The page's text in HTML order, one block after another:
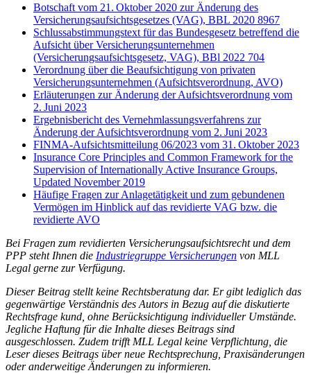
Botschaft vom 21. Oktober 2020 zur Änderung des
Versicherungsaufsichtsgesetzes (VAG), BBL 2020 8967
Schlussabstimmungstext für das Bundesgesetz betreffend die
Aufsicht über Versicherungsunternehmen
(Versicherungsaufsichtsgesetz, VAG), BBl 2022 704
Verordnung über die Beaufsichtigung von privaten
Versicherungsunternehmen (Aufsichtsverordnung, AVO)
Erläuterungen zur Änderung der Aufsichtsverordnung vom
2. Juni 2023
Ergebnisbericht des Vernehmlassungsverfahrens zur
Änderung der Aufsichtsverordnung vom 2. Juni 2023
FINMA-Aufsichtsmitteilung 06/2023 vom 31. Oktober 2023
Insurance Core Principles and Common Framework for the
Supervision of Internationally Active Insurance Groups,
Updated November 2019
Häufige Fragen zur Anlagetätigkeit und zum gebundenen
Vermögen im Hinblick auf das revidierte VAG bzw. die
revidierte AVO
Bei Fragen zum revidierten Versicherungsaufsichtsrecht und dem
PPP steht Ihnen die Industriegruppe Versicherungen von MLL
Legal gerne zur Verfügung.
Dieser Beitrag stellt keine Rechtsberatung dar. Er gibt lediglich das
gegenwärtige Verständnis des Autors in Bezug auf die diskutierte
Rechtsfrage kund, ohne Berücksichtigung individueller Umstände.
Jegliche Haftung für die Inhalte dieses Beitrags sind
ausgeschlossen. Zudem trifft MLL Legal keine Verpflichtung, die
Leser dieses Beitrags über neue Rechtsprechung, Praxisänderungen
oder anderweitige Änderungen zu informieren.